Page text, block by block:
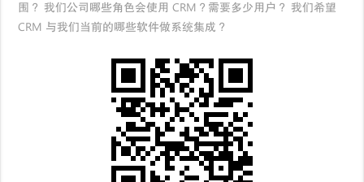
围？ 我们公司哪些角色会使用 CRM？需要多少用户？ 我们希望
CRM 与我们当前的哪些软件做系统集成？